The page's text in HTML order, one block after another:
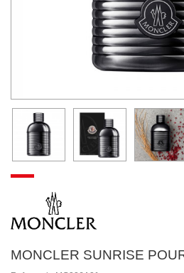
MONCLER SUNRISE